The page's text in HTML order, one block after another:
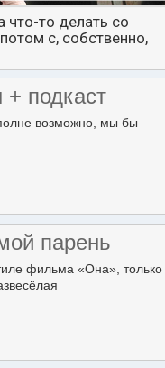
то делать со
с, собственно,
подкаст
возможно, мы бы
парень
фильма «Она», только